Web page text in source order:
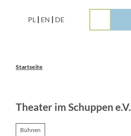
PL EN DE
Startseite
Theater im Schuppen e.V.
Bühnen